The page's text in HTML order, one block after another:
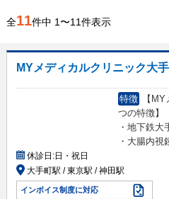
全11件中 1〜11件表示
MYメディカルクリニック大手
特徴
【
つの特徴】
・地下鉄大
・大腸内視
休診日:日・祝日
大手町駅 / 東京駅 / 神田駅
インボイス制度に対応